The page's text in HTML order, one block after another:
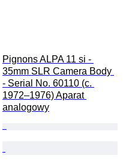
Pignons ALPA 11 si -
35mm SLR Camera Body
- Serial No. 60110 (c.
1972–1976) Aparat
analogowy